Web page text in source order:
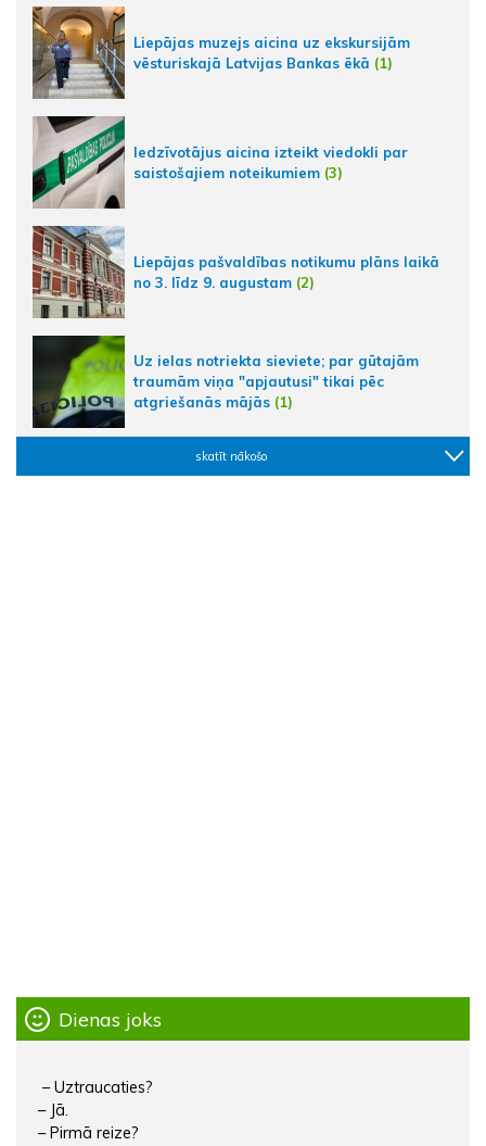
Liepājas muzejs aicina uz ekskursijām
vēsturiskajā Latvijas Bankas ēkā (1)
Iedzīvotājus aicina izteikt viedokli par
saistošajiem noteikumiem (3)
Liepājas pašvaldības notikumu plāns laikā
no 3. līdz 9. augustam (2)
Uz ielas notriekta sieviete; par gūtajām
traumām viņa "apjautusi" tikai pēc
atgriešanās mājās (1)
skatīt nākošo
Dienas joks
– Uztraucaties?
– Jā.
– Pirmā reize?